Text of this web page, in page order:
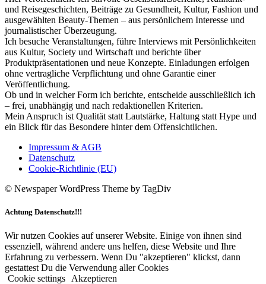
und Reisegeschichten, Beiträge zu Gesundheit, Kultur, Fashion und
ausgewählten Beauty-Themen – aus persönlichem Interesse und
journalistischer Überzeugung.
Ich besuche Veranstaltungen, führe Interviews mit Persönlichkeiten
aus Kultur, Society und Wirtschaft und berichte über
Produktpräsentationen und neue Konzepte. Einladungen erfolgen
ohne vertragliche Verpflichtung und ohne Garantie einer
Veröffentlichung.
Ob und in welcher Form ich berichte, entscheide ausschließlich ich
– frei, unabhängig und nach redaktionellen Kriterien.
Mein Anspruch ist Qualität statt Lautstärke, Haltung statt Hype und
ein Blick für das Besondere hinter dem Offensichtlichen.
Impressum & AGB
Datenschutz
Cookie-Richtlinie (EU)
© Newspaper WordPress Theme by TagDiv
Achtung Datenschutz!!!
Wir nutzen Cookies auf unserer Website. Einige von ihnen sind
essenziell, während andere uns helfen, diese Website und Ihre
Erfahrung zu verbessern. Wenn Du "akzeptieren" klickst, dann
gestattest Du die Verwendung aller Cookies
Cookie settings
Akzeptieren